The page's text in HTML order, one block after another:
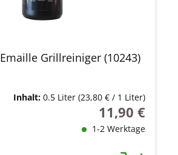
Emaille Grillreiniger (10243)
Inhalt: 0.5 Liter (23,80 € / 1 Liter)
Regulärer Preis:
11,90 €
1-2 Werktage